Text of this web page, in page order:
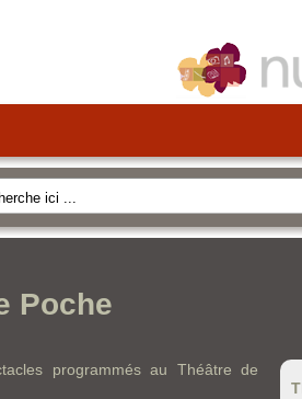
Poche
programmés au Théâtre de